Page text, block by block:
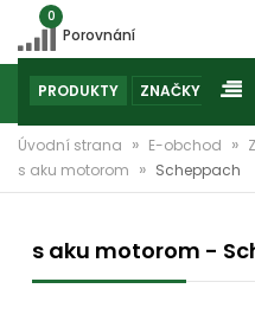
0
Porovnání
PRODUKTY ZNAČKY
Úvodní strana » E-obchod »
s aku motorom » Scheppach
s aku motorom -